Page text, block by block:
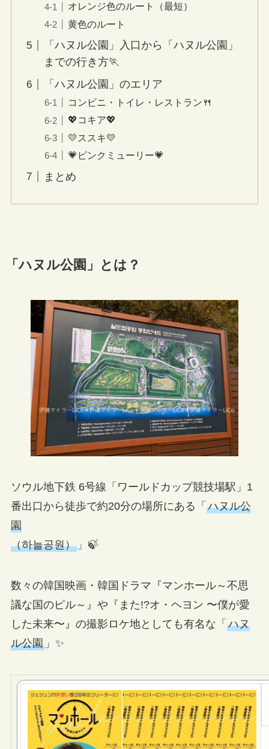
オレンジ色のルート（最短）
黄色のルート
「ハヌル公園」入口から「ハヌル公園」
までの行き方🏃
「ハヌル公園」のエリア
コンビニ・トイレ・レストラン🍴
💖コキア💖
💛ススキ💛
💗ピンクミューリー💗
まとめ
「ハヌル公園」とは？
ソウル地下鉄 6号線「ワールドカップ競技場駅」1
番出口から徒歩で約20分の場所にある「 ハヌル公
園
（하늘공원）」🍃
数々の韓国映画・韓国ドラマ『マンホール～不思
議な国のピル～』や『また!?オ・ヘヨン 〜僕が愛
した未来〜』の撮影ロケ地としても有名な「 ハヌ
ル公園」✨